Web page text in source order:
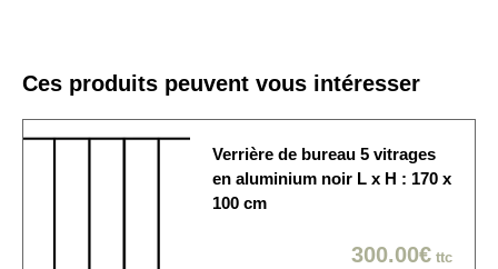
Origine de
fabrication
Produit fabriqué en France
La verrière est
généralement expédiée
Economique / Choix du
Ces produits peuvent vous intéresser
Verrière de bureau 5 vitrages
en aluminium noir L x H : 170 x
100 cm
300.00€ ttc